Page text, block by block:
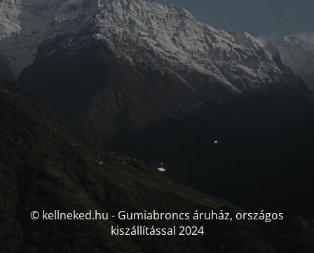
© kellneked.hu - Gumiabroncs áruház, országos
kiszállítással 2024